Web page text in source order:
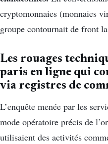
cryptomonnaies (monnaies
groupe contournait de front
Les rouages
paris en ligne qui
via registres de
L’enquête menée par les
mode opératoire précis de
utilisaient des activités